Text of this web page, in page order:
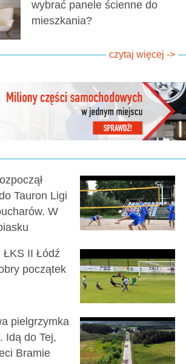
wybrać panele ścienne do
mieszkania?
czytaj więcej ->
Tauron Ligi
W
ŁKS II Łódź
początek
pielgrzymka
Idą do Tej,
Bramie